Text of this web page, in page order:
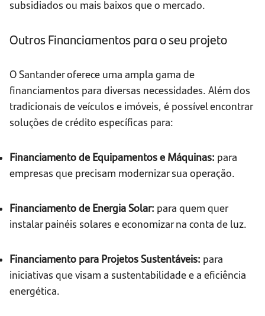
subsidiados ou mais baixos que o mercado.
Outros Financiamentos para o seu projeto
O Santander oferece uma ampla gama de
financiamentos para diversas necessidades. Além dos
tradicionais de veículos e imóveis, é possível encontrar
soluções de crédito específicas para:
Financiamento de Equipamentos e Máquinas: para
empresas que precisam modernizar sua operação.
Financiamento de Energia Solar: para quem quer
instalar painéis solares e economizar na conta de luz.
Financiamento para Projetos Sustentáveis: para
iniciativas que visam a sustentabilidade e a eficiência
energética.